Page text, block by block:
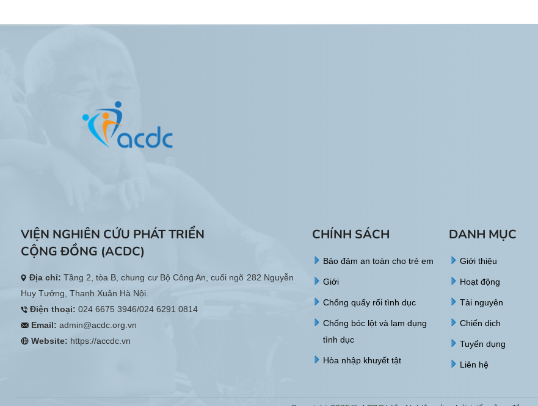
VIỆN NGHIÊN CỨU PHÁT TRIỂN
CỘNG ĐỒNG (ACDC)
Địa chỉ: Tầng 2, tòa B, chung cư Bộ Công An, cuối ngõ 282 Nguyễn
Huy Tưởng, Thanh Xuân Hà Nội.
Điện thoại: 024 6675 3946/024 6291 0814
Email: admin@acdc.org.vn
Website: https://accdc.vn
CHÍNH SÁCH
Bảo đảm an toàn cho trẻ em
Giới
Chống quấy rối tình dục
Chống bóc lột và lạm dụng
tình dục
Hòa nhập khuyết tật
DANH MỤC
Giới thiệu
Hoạt động
Tài nguyên
Chiến dịch
Tuyển dụng
Liên hệ